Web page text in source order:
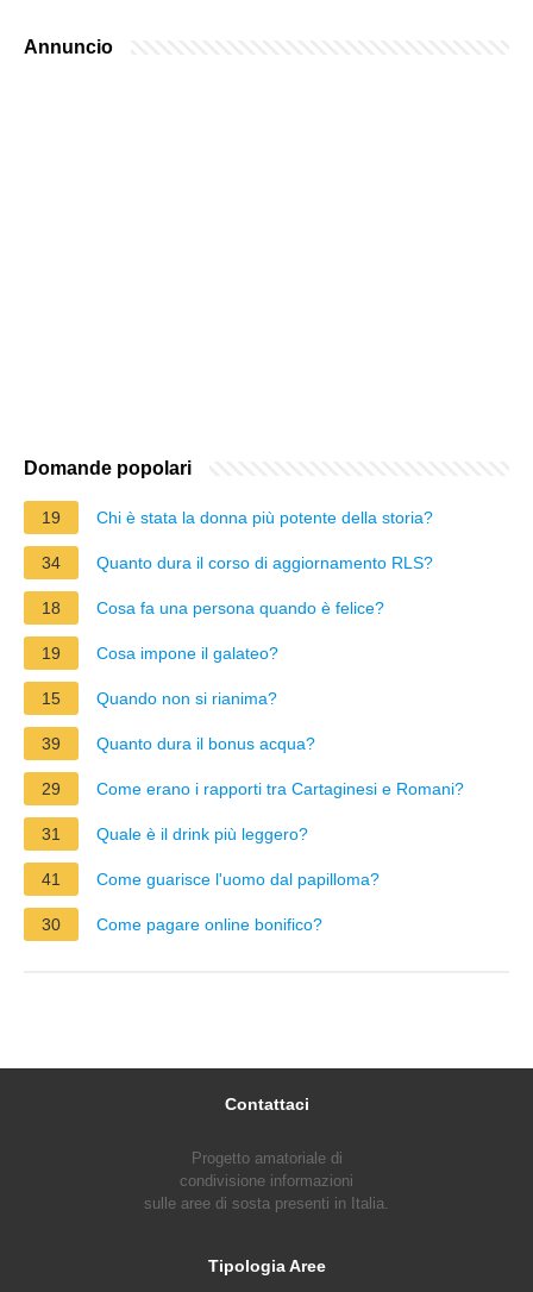
Annuncio
Domande popolari
19 Chi è stata la donna più potente della storia?
34 Quanto dura il corso di aggiornamento RLS?
18 Cosa fa una persona quando è felice?
19 Cosa impone il galateo?
15 Quando non si rianima?
39 Quanto dura il bonus acqua?
29 Come erano i rapporti tra Cartaginesi e Romani?
31 Quale è il drink più leggero?
41 Come guarisce l'uomo dal papilloma?
30 Come pagare online bonifico?
Contattaci
Progetto amatoriale di
condivisione informazioni
sulle aree di sosta presenti in Italia.
Tipologia Aree